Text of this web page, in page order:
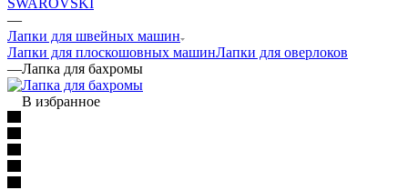
—
Лапки для швейных машин
Лапки для плоскошовных машинЛапки для оверлоков
—Лапка для бахромы
В избранное